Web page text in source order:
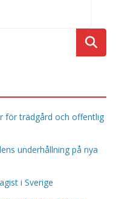
för trädgård och offentlig
underhållning på nya
i Sverige